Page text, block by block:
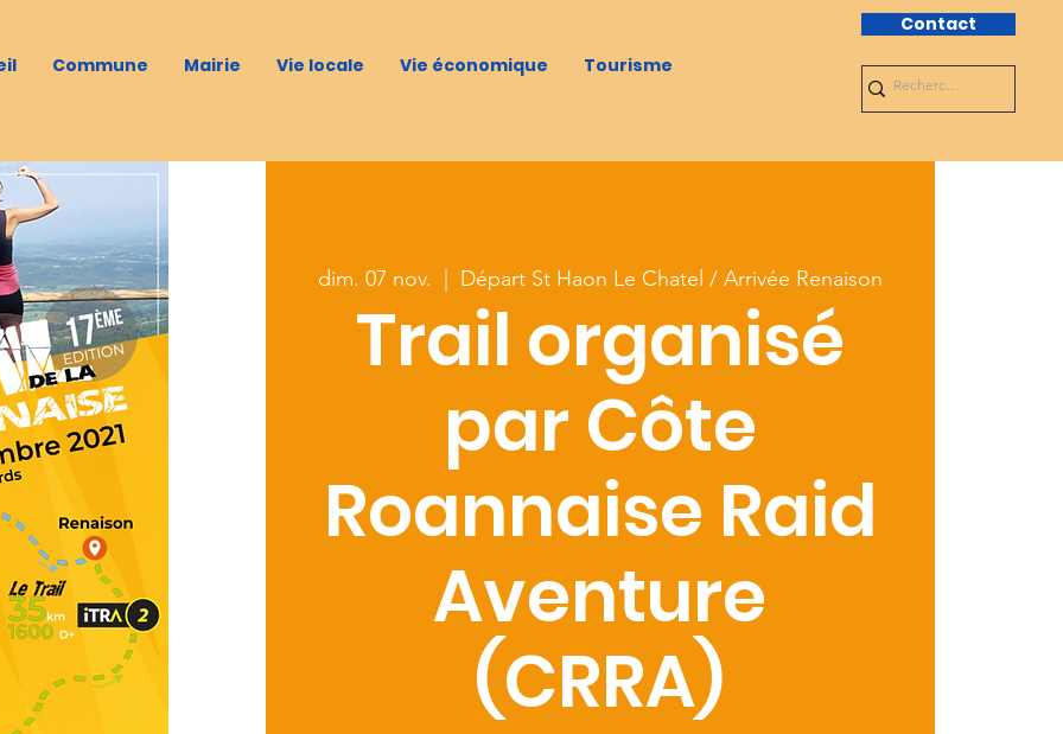
Commune Mairie Vie locale Vie économique Tourisme
Contact
dim. 07 nov. Départ St Haon Le Chatel / Arrivée Renaison
Trail organisé
par Côte
Roannaise Raid
Aventure
(CRRA)